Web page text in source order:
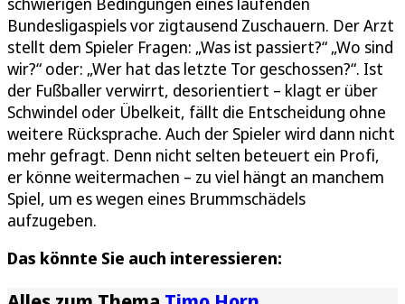
Bundesligaspiels vor zigtausend Zuschauern. Der Arzt
stellt dem Spieler Fragen: „Was ist passiert?“ „Wo sind
wir?“ oder: „Wer hat das letzte Tor geschossen?“. Ist
der Fußballer verwirrt, desorientiert – klagt er über
Schwindel oder Übelkeit, fällt die Entscheidung ohne
weitere Rücksprache. Auch der Spieler wird dann nicht
mehr gefragt. Denn nicht selten beteuert ein Profi,
er könne weitermachen – zu viel hängt an manchem
Spiel, um es wegen eines Brummschädels
aufzugeben.
Das könnte Sie auch interessieren: